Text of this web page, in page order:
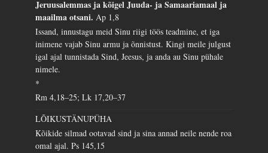
Jeruusalemmas ja kõigel Juuda- ja Samaariamaal ja
maailma otsani.Ap 1,8
Issand, innustagu meid Sinu riigi töös teadmine, et iga
inimene vajab Sinu armu ja õnnistust. Kingi meile julgust
igal ajal tunnistada Sind, Jeesus, ja anda au Sinu pühale
nimele.
*
Rm 4,18–25; Lk 17,20–37
LÕIKUSTÄNUPÜHA
Kõikide silmad ootavad sind ja sina annad neile nende roa
omal ajal.Ps 145,15